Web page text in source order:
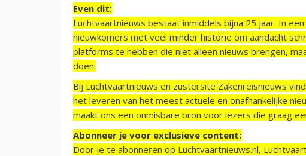
Even dit:
Luchtvaartnieuws bestaat inmiddels bijna 25 jaar. In
nieuwkomers met veel minder historie om aandacht
platforms te hebben die niet alleen nieuws brengen,
doen.
Bij Luchtvaartnieuws en zustersite Zakenreisnieuws
het leveren van het meest actuele en onafhankelijke
maakt ons een onmisbare bron voor lezers die graag
Abonneer je voor exclusieve content:
Door je te abonneren op Luchtvaartnieuws.nl,